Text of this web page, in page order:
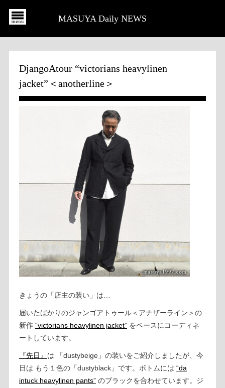
MASUYA Daily NEWS
DjangoAtour “victorians heavylinen
jacket”＜anotherline＞
きょうの「店主の装い」は…
届いたばかりのジャンゴアトゥール＜アナザーライン＞の
新作 “victorians heavylinen jacket”をベースにコーディネ
ートしています。
『先日』 は 「dustybeige」の装いをご紹介しましたが、今
日は もう１色の「dustyblack」です。ボトムには “da
intuck heavylinen pants”のブラックを合わせています。ジ